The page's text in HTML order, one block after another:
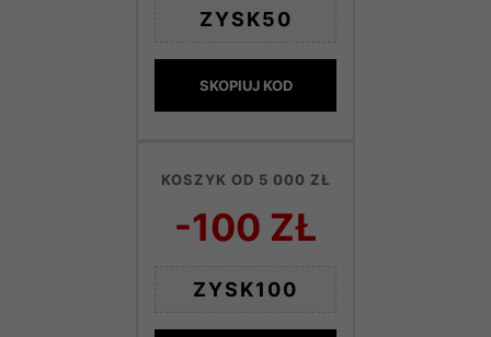
ZYSK50
SKOPIUJ KOD
KOSZYK OD 5 000 ZŁ
-100 ZŁ
ZYSK100